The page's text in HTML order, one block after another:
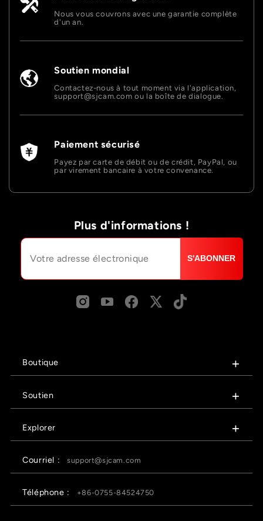
Nous vous couvrons avec une garantie complète
d'un an.
Soutien mondial
Contactez-nous à tout moment via l'application,
support@sjcam.com ou la boîte de dialogue.
Paiement sécurisé
Payez par carte de débit ou de crédit, PayPal, ou
par virement bancaire à votre convenance.
Plus d'informations !
S'ABONNER
Boutique
Soutien
Explorer
Courriel : support@sjcam.com
Téléphone : +86-0755-84524750